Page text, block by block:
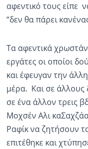
αφεντικό τους είπε
“δεν θα πάρει
Τα αφεντικά
εργάτες οι οποίοι
και έφευγαν την
μέρα. Και σε άλλους
σε ένα άλλον τρεις
Μοχσέν Αλι
Ραφίκ να ζητήσουν
επιτέθηκε και